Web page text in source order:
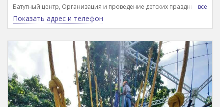
Батутный центр, Организация и проведение детских праздников,
Показать адрес и телефон